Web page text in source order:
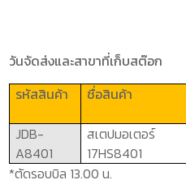
วันจัดส่งและสาขาที่เก็บสต๊อก
รหัสสินค้า
ชื่อสินค้า
JDB-
A8401
สเตปมอเตอร์
17HS8401
*ตัดรอบบิล 13.00 น.